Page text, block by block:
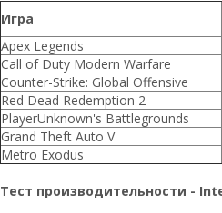
Игра
Apex Legends
Call of Duty Modern Warfare
Counter-Strike: Global Offensive
Red Dead Redemption 2
PlayerUnknown's Battlegrounds
Grand Theft Auto V
Metro Exodus
Тест производительности -